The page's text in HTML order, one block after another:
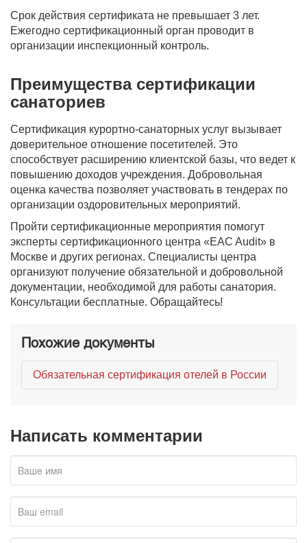
Срок действия сертификата не превышает 3 лет.
Ежегодно сертификационный орган проводит в
организации инспекционный контроль.
Преимущества сертификации
санаториев
Сертификация курортно-санаторных услуг вызывает
доверительное отношение посетителей. Это
способствует расширению клиентской базы, что ведет к
повышению доходов учреждения. Добровольная
оценка качества позволяет участвовать в тендерах по
организации оздоровительных мероприятий.
Пройти сертификационные мероприятия помогут
эксперты сертификационного центра «EAC Audit» в
Москве и других регионах. Специалисты центра
организуют получение обязательной и добровольной
документации, необходимой для работы санатория.
Консультации бесплатные. Обращайтесь!
Похожие документы
Обязательная сертификация отелей в России
Написать комментарии